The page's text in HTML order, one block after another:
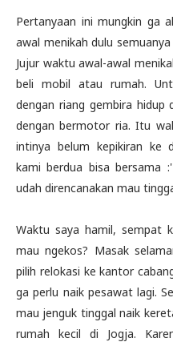
Pertanyaan ini mungkin ga
awal menikah dulu
Jujur waktu awal-awal
beli mobil atau rumah.
dengan riang gembira hidup
dengan bermotor ria. Itu
intinya belum kepikiran ke
kami berdua bisa bersama
udah direncanakan mau
Waktu saya hamil, sempat
mau ngekos? Masak
pilih relokasi ke kantor
ga perlu naik pesawat lagi.
mau jenguk tinggal naik
rumah kecil di Jogja.